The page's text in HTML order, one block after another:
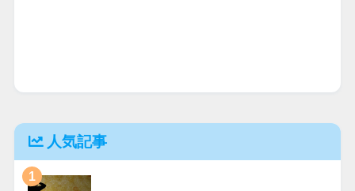
人気記事
1